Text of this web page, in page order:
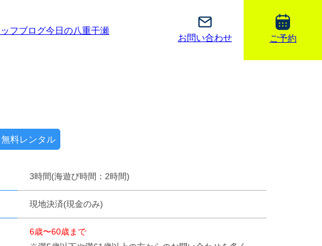
フブログ今日の八重干瀬
お問い合わせ ご予約
料レンタル
3時間(海遊び時間：2時間)
現地決済(現金のみ)
6歳〜60歳まで